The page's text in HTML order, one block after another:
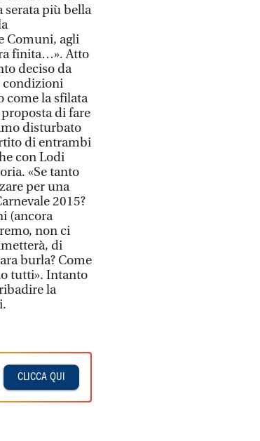
serata più bella
Comuni, agli
finita…». Atto
deciso da
condizioni
come la sfilata
di fare
disturbato
di entrambi
con Lodi
«Se tanto
per una
2015?
(ancora
non ci
di
burla? Come
tutti». Intanto
la
CLICCA QUI